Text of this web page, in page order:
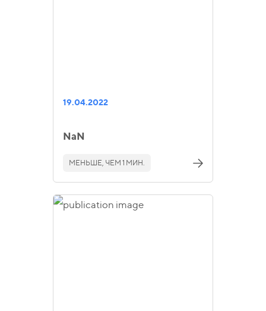
19.04.2022
NaN
МЕНЬШЕ, ЧЕМ 1 МИН.